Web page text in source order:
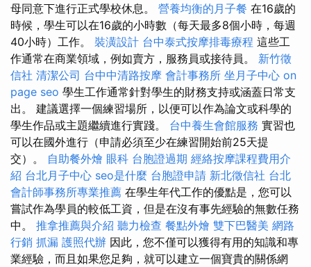
母同意下進行正式學校休息。 營養均衡的月子餐 在16歲的
時候，學生可以在16歲的小時數（每天最多8個小時，每週
40小時）工作。 裝潢設計 台中泰式按摩排毒療程 這些工
作通常在商業領域，例如賣方，服務員或接待員。 新竹徵
信社 清潔公司 台中中清路按摩 會計事務所 坐月子中心 on
page seo 學生工作通常針對學生的財務支持或涵蓋日常支
出。 建議選擇一個練習場所，以便可以作為論文或科學的
學生作品或主題繼續進行實踐。 台中養生會館服務 實習也
可以在國外進行（申請必須至少在練習開始前25天提
交）。 自助餐外燴 眼科 台胞證過期 經絡按摩課程費用介
紹 台北月子中心 seo是什麼 台胞證申請 新北徵信社 台北
會計師事務所專業推薦 在學生年代工作的優點是，您可以
嘗試作為學員的較低工資，但是在沒有事先經驗的無數任務
中。 推拿推薦與介紹 聽力檢查 餐點外燴 雙下巴醫美 網路
行銷 抓漏 護照代辦 因此，您不僅可以獲得有用的知識和專
業經驗，而且如果您足夠，就可以建立一個寶貴的關係網